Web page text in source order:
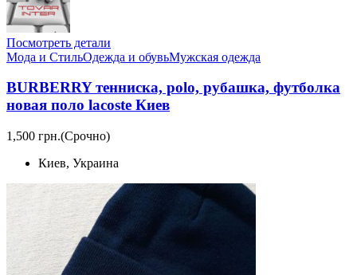
Посмотреть детали
Мода и СтильОдежда и обувьМужская одежда
BURBERRY тенниска, polo, рубашка, футболка
новая поло lacoste Киев
1,500 грн.(Срочно)
Киев, Украина